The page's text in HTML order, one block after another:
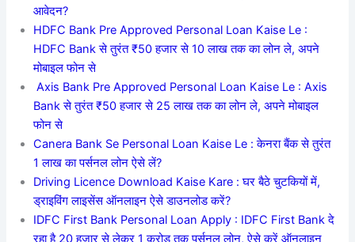
आवेदन?
HDFC Bank Pre Approved Personal Loan Kaise Le :
HDFC Bank से तुरंत ₹50 हजार से 10 लाख तक का लोन ले, अपने
मोबाइल फोन से
Axis Bank Pre Approved Personal Loan Kaise Le : Axis
Bank से तुरंत ₹50 हजार से 25 लाख तक का लोन ले, अपने मोबाइल
फोन से
Canera Bank Se Personal Loan Kaise Le : केनरा बैंक से तुरंत
1 लाख का पर्सनल लोन ऐसे लें?
Driving Licence Download Kaise Kare : घर बैठे चुटकियों में,
ड्राइविंग लाइसेंस ऑनलाइन ऐसे डाउनलोड करें?
IDFC First Bank Personal Loan Apply : IDFC First Bank दे
रहा है 20 हजार से लेकर 1 करोड़ तक पर्सनल लोन, ऐसे करें ऑनलाइन